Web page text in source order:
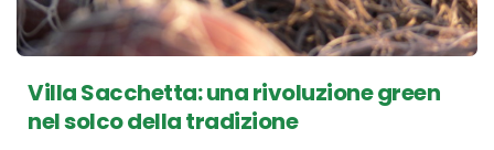
Villa Sacchetta: una rivoluzione green
nel solco della tradizione